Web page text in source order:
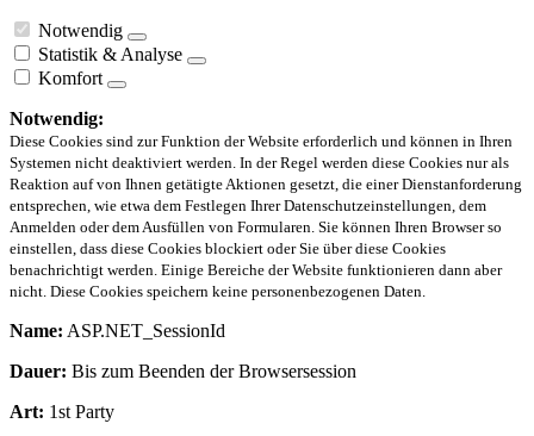
Notwendig
Statistik & Analyse
Komfort
Notwendig:
Diese Cookies sind zur Funktion der Website erforderlich und können in Ihren
Systemen nicht deaktiviert werden. In der Regel werden diese Cookies nur als
Reaktion auf von Ihnen getätigte Aktionen gesetzt, die einer Dienstanforderung
entsprechen, wie etwa dem Festlegen Ihrer Datenschutzeinstellungen, dem
Anmelden oder dem Ausfüllen von Formularen. Sie können Ihren Browser so
einstellen, dass diese Cookies blockiert oder Sie über diese Cookies
benachrichtigt werden. Einige Bereiche der Website funktionieren dann aber
nicht. Diese Cookies speichern keine personenbezogenen Daten.
Name: ASP.NET_SessionId
Dauer: Bis zum Beenden der Browsersession
Art: 1st Party